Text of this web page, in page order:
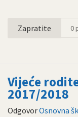
Zapratite 0
Vijeće
2017/2018
OdgovorOsnovna